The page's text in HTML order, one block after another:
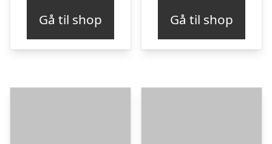
Gå til shop Gå til shop